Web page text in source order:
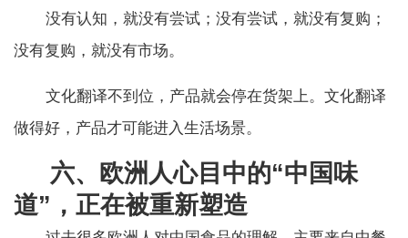
没有认知，就没有尝试；没有尝试，就没有复购；
没有复购，就没有市场。
文化翻译不到位，产品就会停在货架上。文化翻译
做得好，产品才可能进入生活场景。
六、欧洲人心目中的“中国味
道”，正在被重新塑造